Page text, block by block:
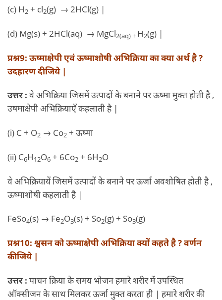
(c) H2 + cl2(g) → 2HCl(g) |
(d) Mg(s) + 2HCl(aq) → MgCl2(aq) + H2(g) |
प्रश्न9: ऊष्माक्षेपी एवं ऊष्माशोषी अभिक्रिया का क्या अर्थ है ?
उदहारण दीजिये |
उत्तर : वे अभिक्रिया जिसमें उत्पादों के बनाने पर ऊष्मा मुक्त होती है ,
उषमाक्षेपी अभिक्रियाएँ कहलाती है |
(i) C + O2 → Co2 + ऊष्मा
(ii) C6H12O6 + 6Co2 + 6H2O
वे अभिक्रियायें जिसमें उत्पादों के बनाने पर ऊर्जा अवशोषित होती है ,
ऊष्माशोषी कहलाती है |
FeSo4(s) → Fe2O3(s) + So2(g) + So3(g)
प्रश्न10: श्वसन को ऊष्माक्षेपी अभिक्रिया क्यों कहते है ? वर्णन
कीजिये |
उत्तर : पाचन क्रिया के समय भोजन हमारे शरीर में उपस्थित
ऑक्सीजन के साथ मिलकर ऊर्जा मुक्त करता ही | हमारे शरीर की